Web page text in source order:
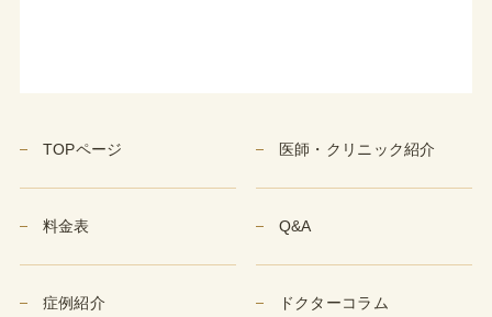
TOPページ 医師・クリニック紹介
料金表 Q&A
症例紹介 ドクターコラム